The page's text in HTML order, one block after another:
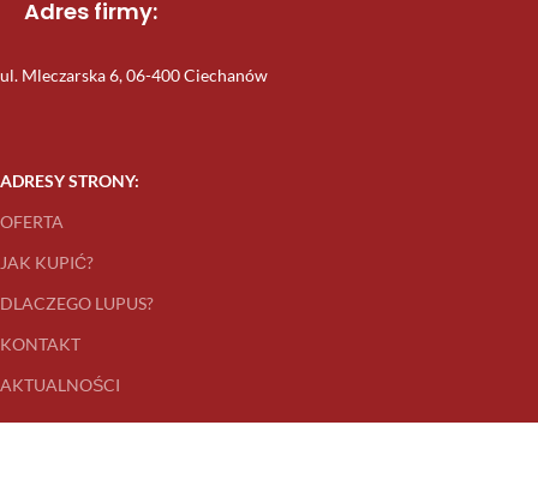
Adres firmy:
ul. Mleczarska 6, 06-400 Ciechanów
ADRESY STRONY:
OFERTA
JAK KUPIĆ?
DLACZEGO LUPUS?
KONTAKT
AKTUALNOŚCI